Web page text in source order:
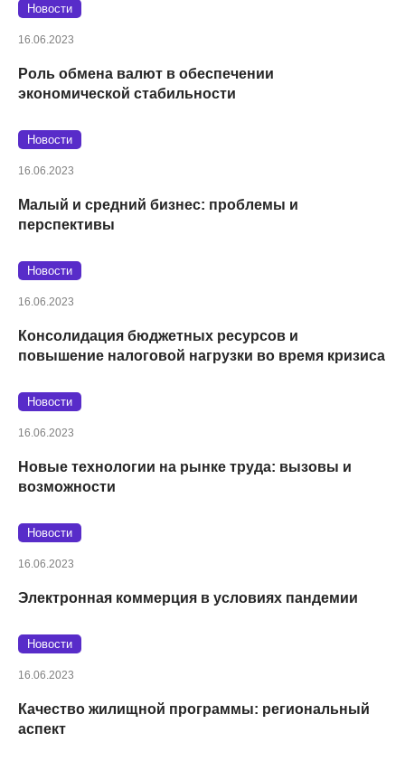
Новости
16.06.2023
Роль обмена валют в обеспечении
экономической стабильности
Новости
16.06.2023
Малый и средний бизнес: проблемы и
перспективы
Новости
16.06.2023
Консолидация бюджетных ресурсов и
повышение налоговой нагрузки во время кризиса
Новости
16.06.2023
Новые технологии на рынке труда: вызовы и
возможности
Новости
16.06.2023
Электронная коммерция в условиях пандемии
Новости
16.06.2023
Качество жилищной программы: региональный
аспект